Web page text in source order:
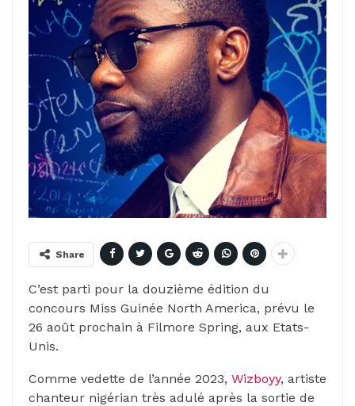
Share
C’est parti pour la douzième édition du
concours Miss Guinée North America, prévu le
26 août prochain à Filmore Spring, aux Etats-
Unis.
Comme vedette de l’année 2023, Wizboyy, artiste
chanteur nigérian très adulé après la sortie de